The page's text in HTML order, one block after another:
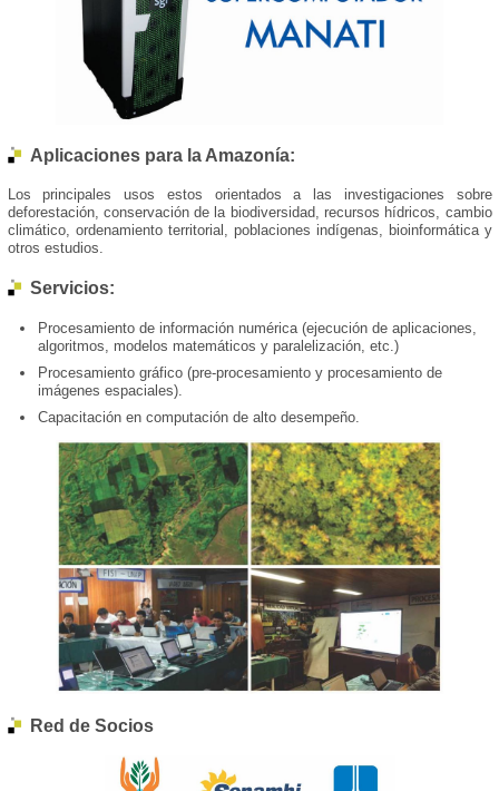
Aplicaciones para la Amazonía:
Los principales usos estos orientados a las investigaciones sobre
deforestación, conservación de la biodiversidad, recursos hídricos, cambio
climático, ordenamiento territorial, poblaciones indígenas, bioinformática y
otros estudios.
Servicios:
Procesamiento de información numérica (ejecución de aplicaciones,
algoritmos, modelos matemáticos y paralelización, etc.)
Procesamiento gráfico (pre-procesamiento y procesamiento de
imágenes espaciales).
Capacitación en computación de alto desempeño.
Red de Socios